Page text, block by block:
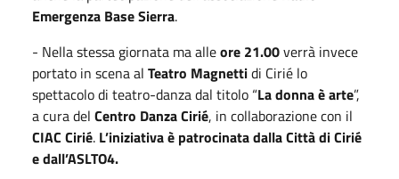
Emergenza Base Sierra.
- Nella stessa giornata ma alleore 21.00verrà invece
portato in scena al Teatro Magnettidi Cirié lo
spettacolo di teatro-danza dal titolo “La donna è arte”,
a cura del Centro Danza Cirié, in collaborazione con il
CIAC Cirié. L’iniziativa è patrocinata dalla Città di Cirié
e dall’ASLTO4.